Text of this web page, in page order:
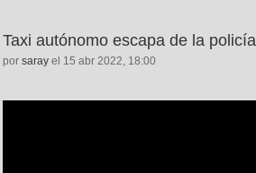
Taxi autónomo escapa de la policía
por saray el 15 abr 2022, 18:00